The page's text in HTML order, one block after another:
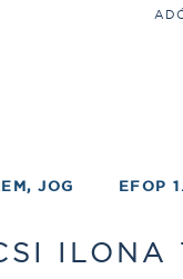
JOG EFOP
ILONA